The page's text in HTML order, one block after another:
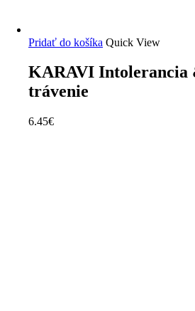
Pridať do košíka Quick View
KARAVI Intolerancia
trávenie
6.45€